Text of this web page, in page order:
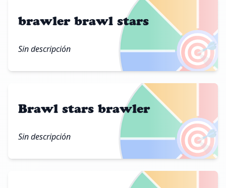
🎯
brawler brawl stars
Sin descripción
🎯
Brawl stars brawler
Sin descripción